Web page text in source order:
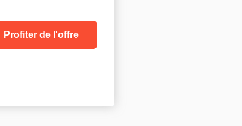
Profiter de l'offre